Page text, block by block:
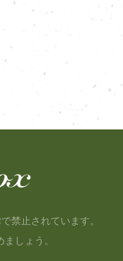
禁止されています。
しょう。